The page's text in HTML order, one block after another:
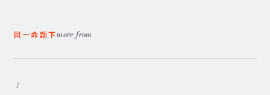
同一命题下more from
1